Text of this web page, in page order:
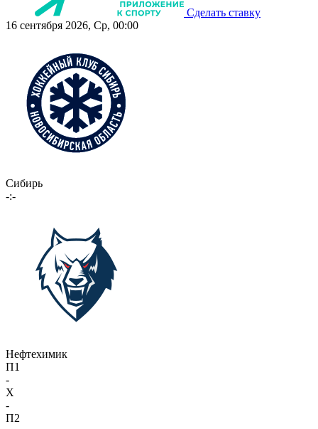
Сделать ставку
16 сентября 2026, Ср, 00:00
Сибирь
-:-
Нефтехимик
П1
-
X
-
П2